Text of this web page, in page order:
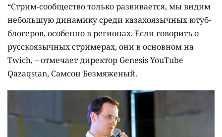
“Стрим-сообщество только развивается, мы видим
небольшую динамику среди казахоязычных ютуб-
блогеров, особенно в регионах. Если говорить о
русскоязычных стримерах, они в основном на
Twich, – отмечает директор Genesis YouTube
Qazaqstan, Самсон Безмяженый.